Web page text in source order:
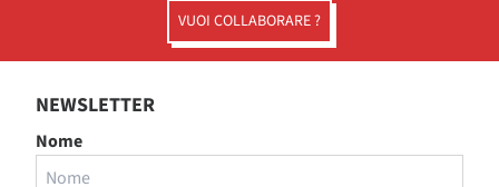
VUOI COLLABORARE ?
NEWSLETTER
Nome